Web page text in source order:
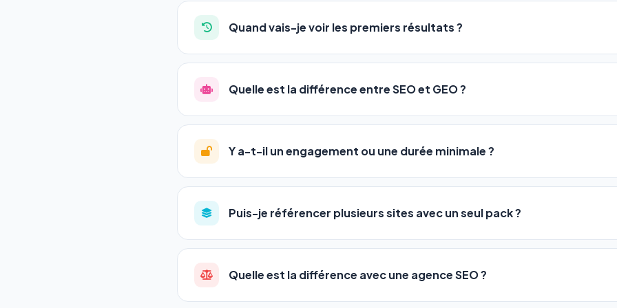
auto-entrepreneurs, PME ou agences. Pas de code, pas de configuration complexe —
l'adresse de votre site, décrivez votre activité, et le logiciel gère tout en automatique
Quand vais-je voir les premiers résultats ?
La plupart de nos utilisateurs observent une amélioration de leur positionnement en4
progression
votre tableau de bord.
Quelle est la différence entre SEO et GEO ?
LeSEO(Search Engine Optimization) vous positionne sur les moteurs classiques :
GEO(Generative Engine Optimization) va plus loin : il fait en sorte que les IA
Gemini et Perplexity
vous citent comme référence dans leurs réponses. Notre
deux simultanément et automatiquement.
Y a-t-il un engagement ou une durée minimale ?
Aucun engagement.Tous nos packs sont résiliables à tout moment, directement
en un clic, ou en nous contactant par téléphone (09 73 89 23 94) ou via le support en
pas de frais cachés. Votre liberté est totale.
Puis-je référencer plusieurs sites avec un seul pack ?
Oui ! Chaque pack couvre un nombre de sites différent :
Standard
•Pro→ jusqu'à 5 URLs
Quelle est la différence avec une agence SEO ?